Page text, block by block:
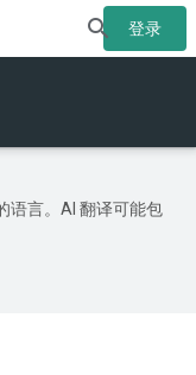
登录
语言。AI 翻译可能包